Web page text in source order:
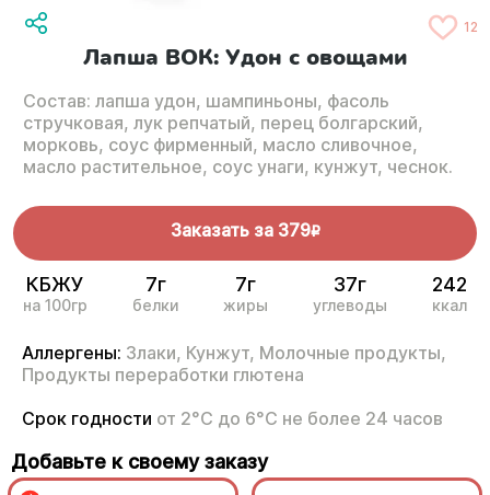
12
Лапша ВОК: Удон с овощами
Состав: лапша удон, шампиньоны, фасоль
стручковая, лук репчатый, перец болгарский,
морковь, соус фирменный, масло сливочное,
масло растительное, соус унаги, кунжут, чеснок.
Заказать за 379R
КБЖУ
на 100гр
7г
белки
7г
жиры
37г
углеводы
242
ккал
Аллергены: Злаки, Кунжут, Молочные продукты,
Продукты переработки глютена
Срок годности от 2°С до 6°С не более 24 часов
Добавьте к своему заказу